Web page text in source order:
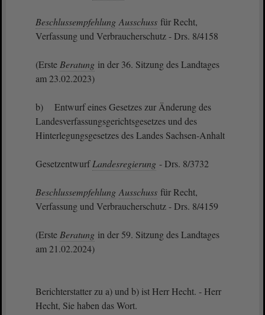
Beschlussempfehlung Ausschuss für Recht,
Verfassung und Verbraucherschutz - Drs. 8/4158
(Erste Beratung in der 36. Sitzung des Landtages
am 23.02.2023)
b) Entwurf eines Gesetzes zur Änderung des
Landesverfassungsgerichtsgesetzes und des
Hinterlegungsgesetzes des Landes Sachsen-Anhalt
GesetzentwurfLandesregierung - Drs. 8/3732
Beschlussempfehlung Ausschuss für Recht,
Verfassung und Verbraucherschutz - Drs. 8/4159
(Erste Beratung in der 59. Sitzung des Landtages
am 21.02.2024)
Berichterstatter zu a) und b) ist Herr Hecht. - Herr
Hecht, Sie haben das Wort.